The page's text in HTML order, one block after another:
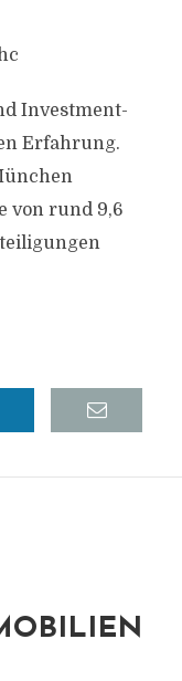
Investment-
Erfahrung.
von rund 9,6